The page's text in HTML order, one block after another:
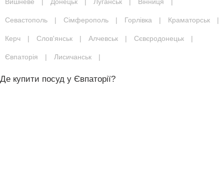
Севастополь | Сімферополь | Горлівка | Краматорськ |
Керч | Слов'янськ | Алчевськ | Сєвєродонецьк |
Євпаторія | Лисичанськ |
Де купити посуд у Євпаторії?